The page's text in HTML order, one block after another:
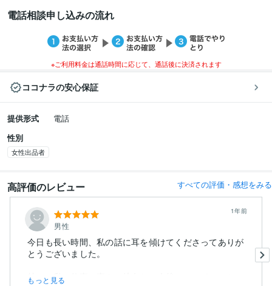
電話相談申し込みの流れ
※ご利用料金は通話時間に応じて、通話後に決済されます
ココナラの安心保証
提供形式
電話
性別
女性出品者
高評価のレビュー すべての評価・感想をみる
男性
1年前
今日も長い時間、私の話に耳を傾けてくださってありが
とうございました。
特に、私の仕事の事や、彼女との今後についてのこと...
もっと見る